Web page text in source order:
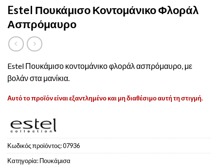
Estel Πουκάμισο Κοντομάνικο Φλοράλ
Ασπρόμαυρο
Estel Πουκάμισο κοντομάνικο φλοράλ ασπρόμαυρο, με
βολάν στα μανίκια.
Αυτό το προϊόν είναι εξαντλημένο και μη διαθέσιμο αυτή τη στιγμή.
Κωδικός προϊόντος:07936
Κατηγορία:Πουκάμισα